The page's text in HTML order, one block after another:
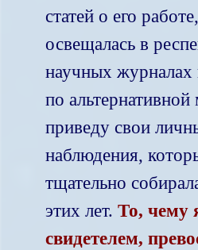
статей о его
освещалась в
научных журналах
по
приведу свои
наблюдения,
тщательно
этих лет. То, чему
свидетелем,